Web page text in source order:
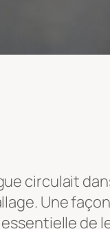
circulait
Une
de